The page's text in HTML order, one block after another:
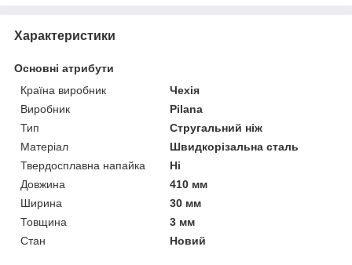
Характеристики
Основні атрибути
Країна виробник
Чехія
Виробник
Pilana
Тип
Стругальний ніж
Матеріал
Швидкорізальна сталь
Твердосплавна напайка
Ні
Довжина
410 мм
Ширина
30 мм
Товщина
3 мм
Стан
Новий